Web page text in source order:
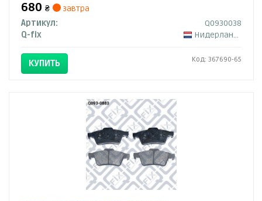
680 ₴
завтра
Артикул:
Q0930038
Q-fix
Нидерланды
КУПИТЬ Код: 367690-65